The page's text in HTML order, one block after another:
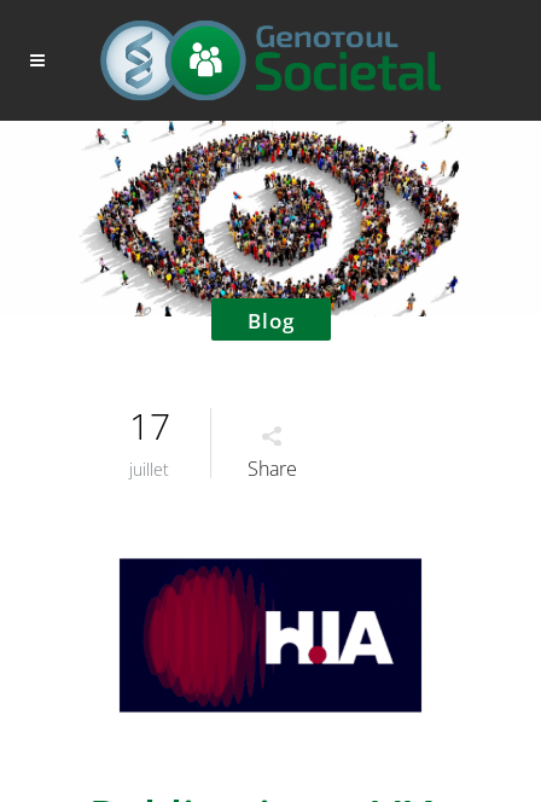
Blog
17
juillet Share